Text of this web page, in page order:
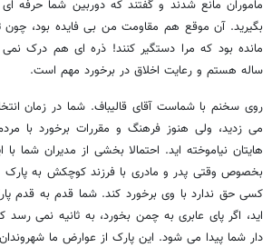
ماموران مانع شدند و گفتند که دوربین شما حرفه
بگیرید. آن موقع هم مقاومت من بی فایده بود، چون
مانده بود که مرا دستگیر کنند! ذره ای هم درک
ساله هستم و رعایت اخلاق در برخورد مهم است.
روی سخنم با شماست آقای قالیباف. شما در زمان
می زدید، ولی هنوز فرهنگ و مقررات برخورد با
هایتان نیاموخته اید. احتمالا بخشی از مدیران شما
بخصوص وقتی پدر و مادری با فرزند کوچکش به
کسی حق ندارد با وی برخورد کند. شما قدم به قدم
اید، اگر پای عابری به چمن بخورد، به ثانیه نمی رسد
دار شما پیدا می شود. این پارک از عوارض ما